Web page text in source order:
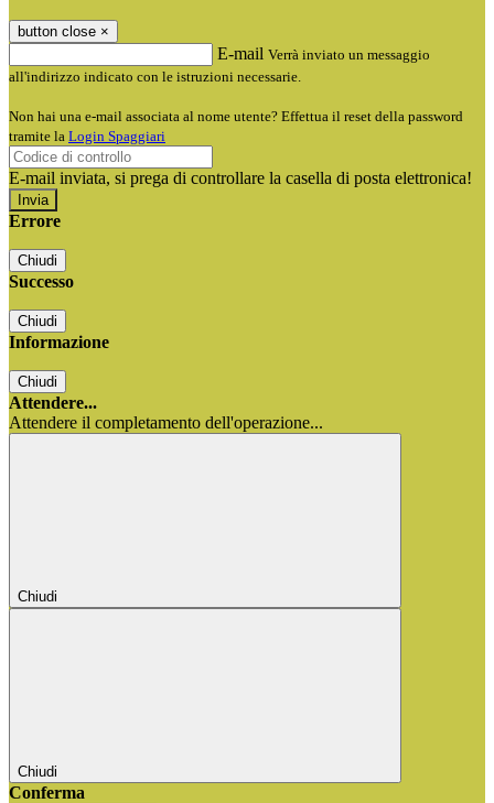
button close ×
E-mail Verrà inviato un messaggio
all'indirizzo indicato con le istruzioni necessarie.
Non hai una e-mail associata al nome utente? Effettua il reset della password
tramite la Login Spaggiari
E-mail inviata, si prega di controllare la casella di posta elettronica!
Errore
Chiudi
Successo
Chiudi
Informazione
Chiudi
Attendere...
Attendere il completamento dell'operazione...
Chiudi
Chiudi
Conferma